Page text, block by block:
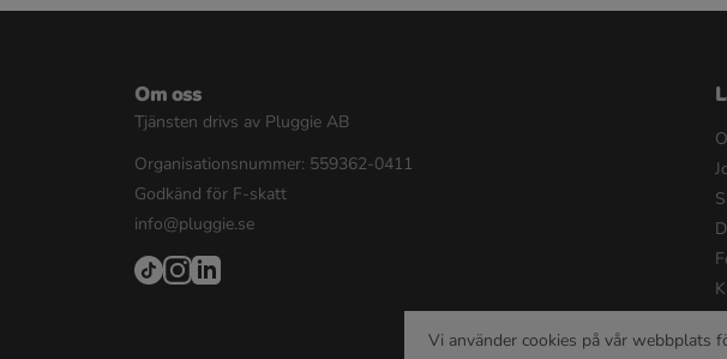
Om oss
Tjänsten drivs av Pluggie AB
Organisationsnummer: 559362-0411
Godkänd för F-skatt
info@pluggie.se
Vi använder cookies på vår webbplats